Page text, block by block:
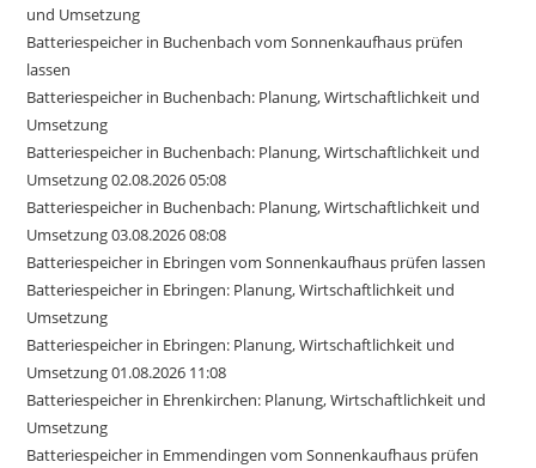
und Umsetzung
Batteriespeicher in Buchenbach vom Sonnenkaufhaus prüfen
lassen
Batteriespeicher in Buchenbach: Planung, Wirtschaftlichkeit und
Umsetzung
Batteriespeicher in Buchenbach: Planung, Wirtschaftlichkeit und
Umsetzung 02.08.2026 05:08
Batteriespeicher in Buchenbach: Planung, Wirtschaftlichkeit und
Umsetzung 03.08.2026 08:08
Batteriespeicher in Ebringen vom Sonnenkaufhaus prüfen lassen
Batteriespeicher in Ebringen: Planung, Wirtschaftlichkeit und
Umsetzung
Batteriespeicher in Ebringen: Planung, Wirtschaftlichkeit und
Umsetzung 01.08.2026 11:08
Batteriespeicher in Ehrenkirchen: Planung, Wirtschaftlichkeit und
Umsetzung
Batteriespeicher in Emmendingen vom Sonnenkaufhaus prüfen